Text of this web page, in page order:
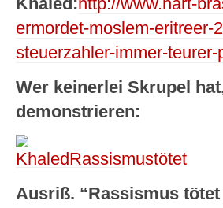
ermordet-moslem-eritreer-
steuerzahler-immer-
Wer keinerlei Skrupel
demonstrieren:
Ausriß. “Rassismus